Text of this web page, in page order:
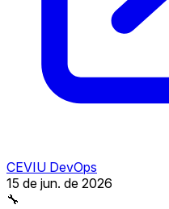
CEVIU DevOps
15 de jun. de 2026
🔧